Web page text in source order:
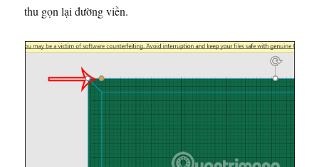
thu gọn lại đường viền.